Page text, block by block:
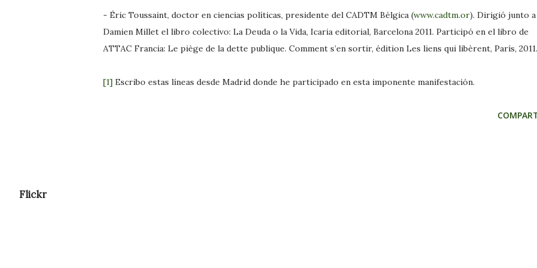
- Éric Toussaint, doctor en ciencias políticas, presidente del CADTM Bélgica (www.cadtm.or). Dirigió junto a
Damien Millet el libro colectivo: La Deuda o la Vida, Icaria editorial, Barcelona 2011. Participó en el libro de
ATTAC Francia: Le piège de la dette publique. Comment s’en sortir, édition Les liens qui libèrent, París, 2011.
[1] Escribo estas líneas desde Madrid donde he participado en esta imponente manifestación.
Flickr